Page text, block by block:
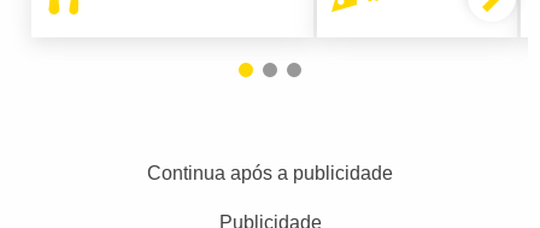
Continua após a publicidade
Publicidade